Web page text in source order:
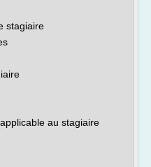
stagiaire
au stagiaire